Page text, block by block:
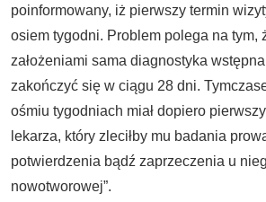
poinformowany, iż pierwszy termin
osiem tygodni. Problem polega na tym,
założeniami sama diagnostyka
zakończyć się w ciągu 28 dni.
ośmiu tygodniach miał dopiero
lekarza, który zleciłby mu badania
potwierdzenia bądź zaprzeczenia u
nowotworowej”.